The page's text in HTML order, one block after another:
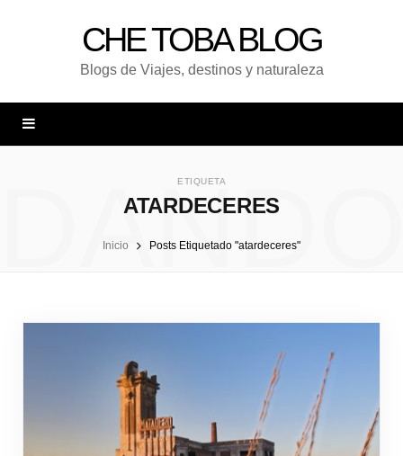
CHE TOBA BLOG
Blogs de Viajes, destinos y naturaleza
ETIQUETA
ATARDECERES
UNA
Inicio Posts Etiquetado "atardeceres"